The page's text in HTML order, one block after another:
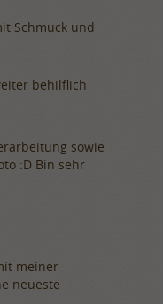
Schmuck und
behilflich
sowie
:D Bin sehr
meiner
neueste